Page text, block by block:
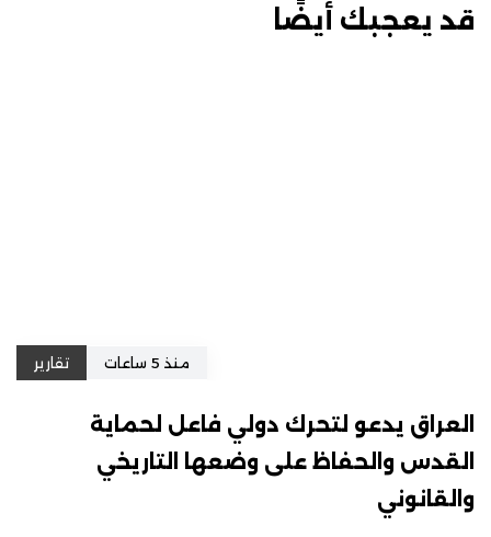
قد يعجبك أيضًا
منذ 5 ساعات تقارير
العراق يدعو لتحرك دولي فاعل لحماية
القدس والحفاظ على وضعها التاريخي
والقانوني